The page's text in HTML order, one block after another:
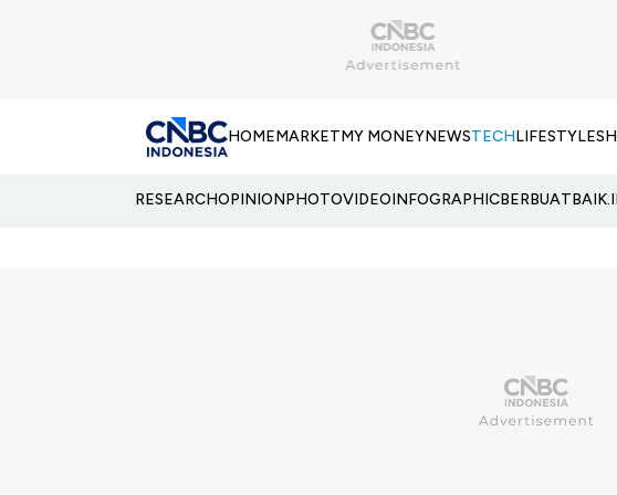
HOMEMARKETMY MONEYNEWSTECHLIFESTYLE
RESEARCHOPINIONPHOTOVIDEOINFOGRAPHIC